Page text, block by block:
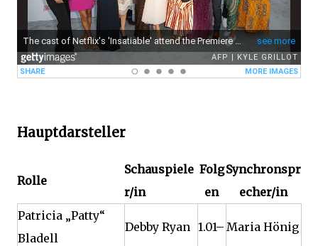
Hauptdarsteller
Rolle
Schauspiele
r/in
Folg
en
Synchronspr
echer/in
Patricia „Patty“
Bladell
Debby Ryan 1.01– Maria Hönig